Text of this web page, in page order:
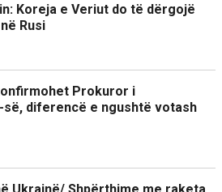
Koreja e Veriut do të dërgojë
Rusi
Prokuror i
së, diferencë e ngushtë votash